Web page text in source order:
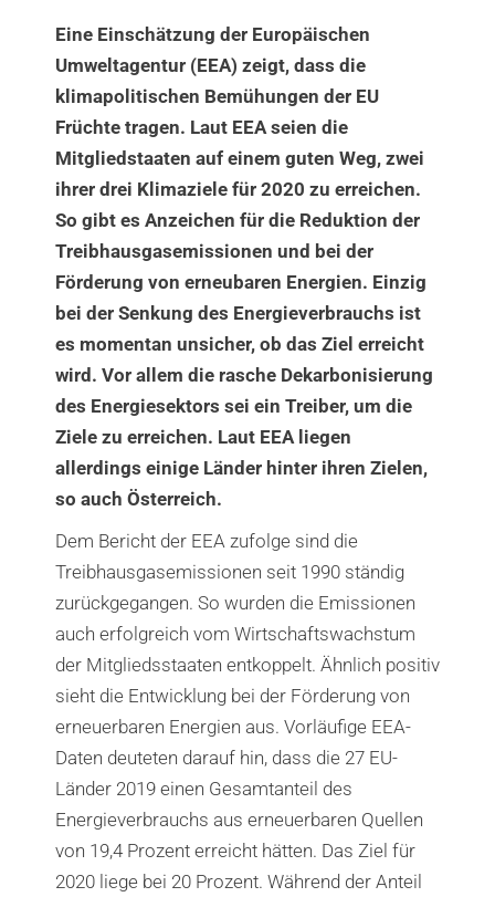
Eine Einschätzung der Europäischen
Umweltagentur (EEA) zeigt, dass die
klimapolitischen Bemühungen der EU
Früchte tragen. Laut EEA seien die
Mitgliedstaaten auf einem guten Weg, zwei
ihrer drei Klimaziele für 2020 zu erreichen.
So gibt es Anzeichen für die Reduktion der
Treibhausgasemissionen und bei der
Förderung von erneubaren Energien. Einzig
bei der Senkung des Energieverbrauchs ist
es momentan unsicher, ob das Ziel erreicht
wird. Vor allem die rasche Dekarbonisierung
des Energiesektors sei ein Treiber, um die
Ziele zu erreichen. Laut EEA liegen
allerdings einige Länder hinter ihren Zielen,
so auch Österreich.
Dem Bericht der EEA zufolge sind die
Treibhausgasemissionen seit 1990 ständig
zurückgegangen. So wurden die Emissionen
auch erfolgreich vom Wirtschaftswachstum
der Mitgliedsstaaten entkoppelt. Ähnlich positiv
sieht die Entwicklung bei der Förderung von
erneuerbaren Energien aus. Vorläufige EEA-
Daten deuteten darauf hin, dass die 27 EU-
Länder 2019 einen Gesamtanteil des
Energieverbrauchs aus erneuerbaren Quellen
von 19,4 Prozent erreicht hätten. Das Ziel für
2020 liege bei 20 Prozent. Während der Anteil